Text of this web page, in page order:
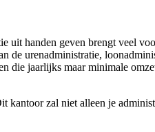
uit handen geven brengt veel
de urenadministratie,
die jaarlijks maar minimale
kantoor zal niet alleen je